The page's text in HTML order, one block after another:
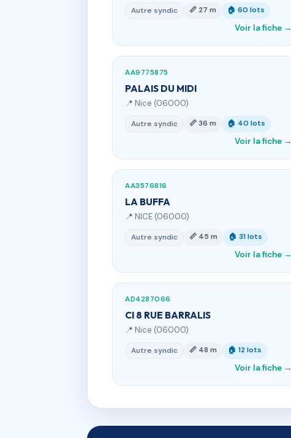
Autre syndic 📏 27 m 🏠 60 lots
Voir la fiche →
AA9775875
PALAIS DU MIDI
📍 Nice (06000)
Autre syndic 📏 36 m 🏠 40 lots
Voir la fiche →
AA3576816
LA BUFFA
📍 NICE (06000)
Autre syndic 📏 45 m 🏠 31 lots
Voir la fiche →
AD4287066
CI 8 RUE BARRALIS
📍 Nice (06000)
Autre syndic 📏 48 m 🏠 12 lots
Voir la fiche →